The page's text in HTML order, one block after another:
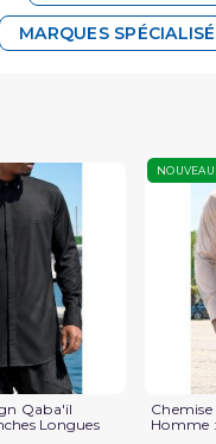
MARQUES
Qaba'il
Longues
NOUVEAU
Homme